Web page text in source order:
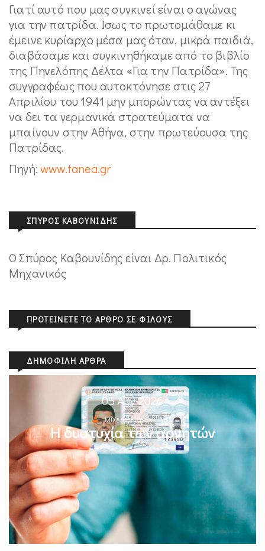
Γιατί αυτό που μας συγκινεί είναι ο αγώνας
για την πατρίδα. Ισως το πρωτομάθαμε κι
έμεινε κυρίαρχο μέσα μας όταν, μικρά παιδιά,
διαβάσαμε και συγκινηθήκαμε από το βιβλίο
της Πηνελόπης Δέλτα «Για την Πατρίδα». Της
συγγραφέως που αυτοκτόνησε στις 27
Απριλίου του 1941 μην μπορώντας να αντέξει
να δει τα γερμανικά στρατεύματα να
μπαίνουν στην Αθήνα, στην πρωτεύουσα της
Πατρίδας.
Πηγή:www.tanea.gr
ΣΠΎΡΟΣ ΚΑΒΟΥΝΊΔΗΣ
Ο Σπύρος Καβουνίδης είναι Δρ. Πολιτικός
Μηχανικός
ΠΡΟΤΕΊΝΕΤΕ ΤΟ ΆΡΘΡΟ ΣΕ ΦΊΛΟΥΣ
ΔΗΜΟΦΙΛΉ ΆΡΘΡΑ
05 Αυγ 2026
ΜΙΧΆΛΗΣ ΚΥΡΙΑΚΊΔΗΣ
Η δυστυχία των αρνητών